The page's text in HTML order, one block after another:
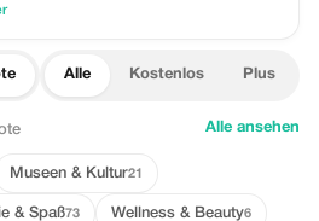
Alle Kostenlos Plus
Alle ansehen
Museen & Kultur21
& Spaß73 Wellness & Beauty6